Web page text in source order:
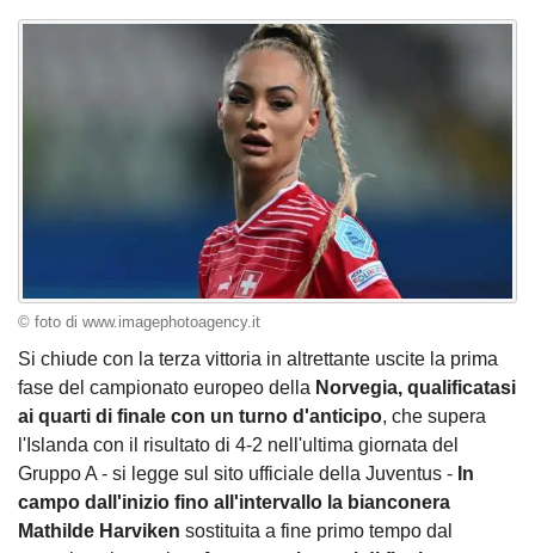
© foto di www.imagephotoagency.it
Si chiude con la terza vittoria in altrettante uscite la prima
fase del campionato europeo della Norvegia, qualificatasi
ai quarti di finale con un turno d'anticipo, che supera
l'Islanda con il risultato di 4-2 nell'ultima giornata del
Gruppo A - si legge sul sito ufficiale della Juventus - In
campo dall'inizio fino all'intervallo la bianconera
Mathilde Harviken sostituita a fine primo tempo dal